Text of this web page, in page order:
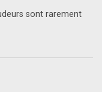
sont rarement